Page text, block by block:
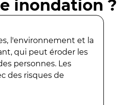
inondation ?
l'environnement et la
qui peut éroder les
personnes. Les
des risques de